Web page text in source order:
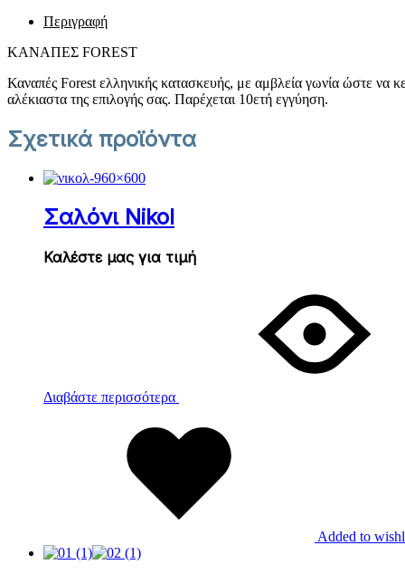
Περιγραφή
ΚΑΝΑΠΕΣ FOREST
Καναπές Forest ελληνικής κατασκευής, με αμβλεία γωνία ώστε να
αλέκιαστα της επιλογής σας. Παρέχεται 10ετή εγγύηση.
Σχετικά προϊόντα
Σαλόνι Nikol
Καλέστε μας για τιμή
Διαβάστε περισσότερα
Added to